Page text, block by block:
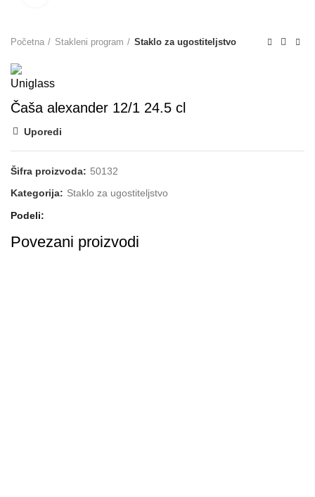
Početna Stakleni program Staklo za ugostiteljstvo
Čaša alexander 12/1 24.5 cl
Uporedi
Šifra proizvoda: 50132
Kategorija: Staklo za ugostiteljstvo
Podeli
Povezani proizvodi